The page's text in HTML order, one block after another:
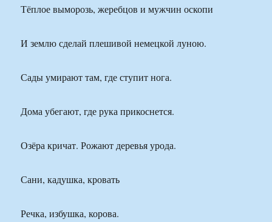
Тёплое выморозь, жеребцов и мужчин оскопи
И землю сделай плешивой немецкой луною.
Сады умирают там, где ступит нога.
Дома убегают, где рука прикоснется.
Озёра кричат. Рожают деревья урода.
Сани, кадушка, кровать
Речка, избушка, корова.